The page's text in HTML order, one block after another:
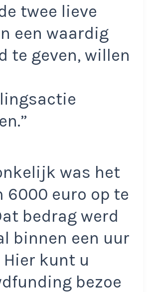
twee lieve
een waardig
te geven, willen
was het
6000 euro op te
bedrag werd
binnen een uur
kunt u
bezoe